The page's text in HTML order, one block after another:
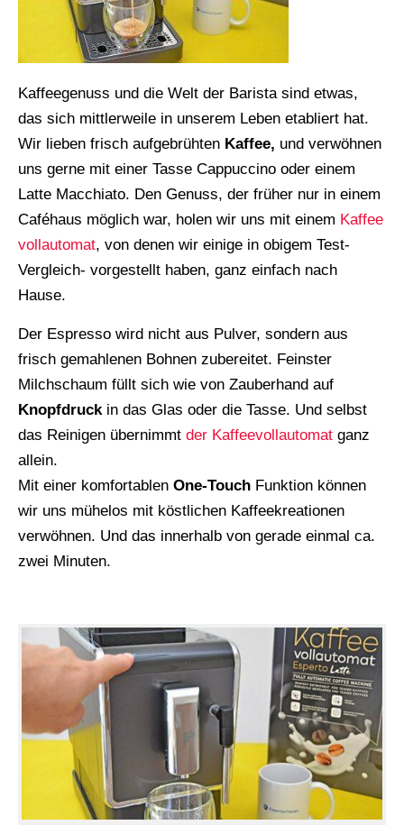
Kaffeegenuss und die Welt der Barista sind etwas,
das sich mittlerweile in unserem Leben etabliert hat.
Wir lieben frisch aufgebrühten Kaffee, und verwöhnen
uns gerne mit einer Tasse Cappuccino oder einem
Latte Macchiato. Den Genuss, der früher nur in einem
Caféhaus möglich war, holen wir uns mit einem Kaffee
vollautomat, von denen wir einige in obigem Test-
Vergleich- vorgestellt haben, ganz einfach nach
Hause.
Der Espresso wird nicht aus Pulver, sondern aus
frisch gemahlenen Bohnen zubereitet. Feinster
Milchschaum füllt sich wie von Zauberhand auf
Knopfdruckin das Glas oder die Tasse. Und selbst
das Reinigen übernimmt der Kaffeevollautomat ganz
allein.
Mit einer komfortablen One-Touch Funktion können
wir uns mühelos mit köstlichen Kaffeekreationen
verwöhnen. Und das innerhalb von gerade einmal ca.
zwei Minuten.